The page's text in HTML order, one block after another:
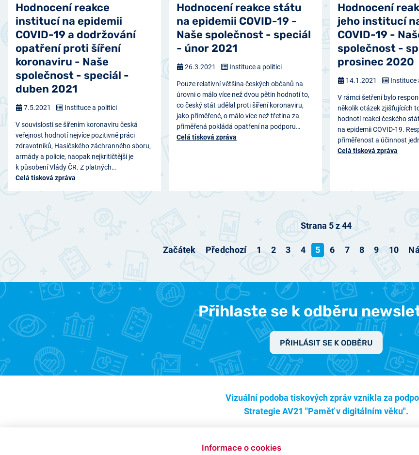
Hodnocení reakce
institucí na epidemii
COVID-19 a dodržování
opatření proti šíření
koronaviru - Naše
společnost - speciál -
duben 2021
V souvislosti se šířením koronaviru česká
veřejnost hodnotí nejvíce pozitivně práci
zdravotníků, Hasičského záchranného sboru,
armády a policie, naopak nejkritičtější je
k působení Vlády ČR. Z platných…
Celá tisková zpráva
7.5.2021 Instituce a politici
Hodnocení reakce státu
na epidemii COVID-19 -
Naše společnost - speciál
- únor 2021
Pouze relativní většina českých občanů na
úrovni o málo více než dvou pětin hodnotí to,
co český stát udělal proti šíření koronaviru,
jako přiměřené, o málo více než třetina za
přiměřená pokládá opatření na podporu…
Celá tisková zpráva
26.3.2021 Instituce a politici
Hodnocení
jeho institucí
COVID-19 -
společnost -
prosinec 2020
V rámci šetření bylo
několik otázek zjišťujících
hodnotí reakci českého
na epidemii COVID-19.
přiměřenost a účinnost
Celá tisková zpráva
14.1.2021 Instituce
Strana 5 z 44
Začátek Předchozí 1 2 3 4 5 6 7 8 9 10
Přihlaste se k odběru
PŘIHLÁSIT SE K ODBĚRU
Vizuální podoba tiskových zpráv vznikla za
Strategie AV21 "Paměť v digitálním věku".
Informace o cookies